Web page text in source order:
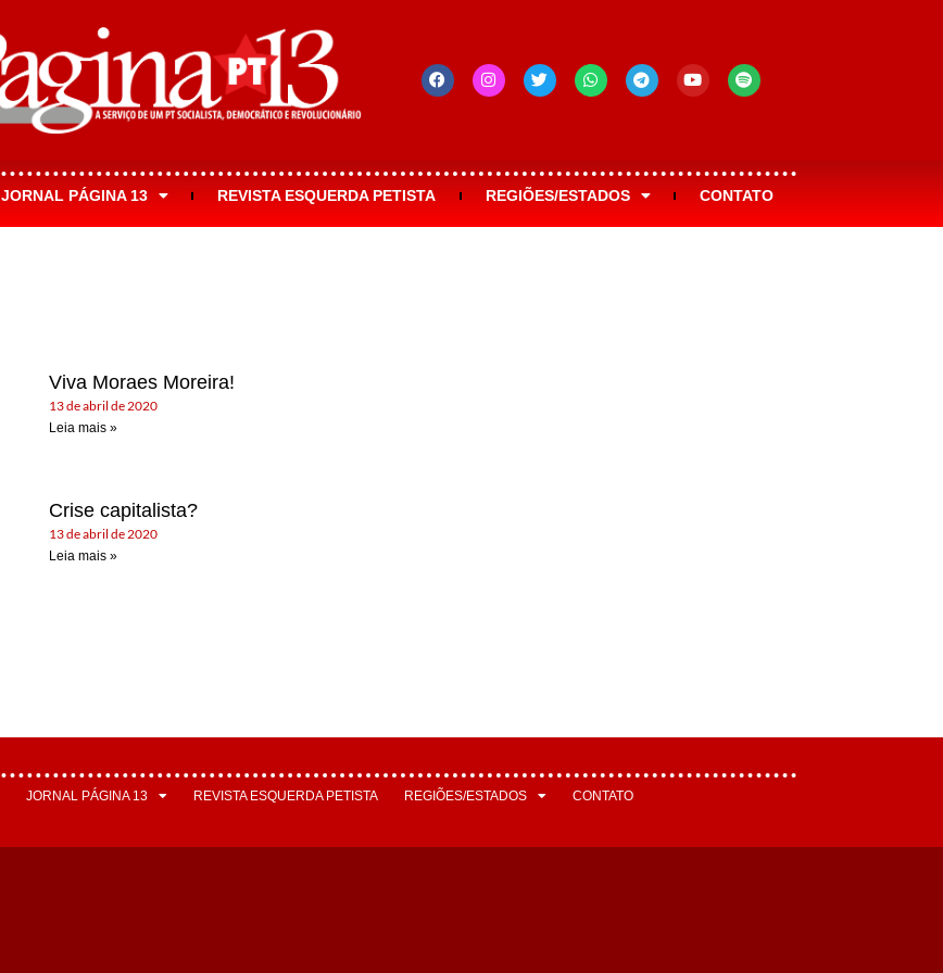
JORNAL PÁGINA 13 REVISTA ESQUERDA PETISTA REGIÕES/ESTADOS CONTATO
Viva Moraes Moreira!
13 de abril de 2020
Leia mais »
Crise capitalista?
13 de abril de 2020
Leia mais »
JORNAL PÁGINA 13 REVISTA ESQUERDA PETISTA REGIÕES/ESTADOS CONTATO